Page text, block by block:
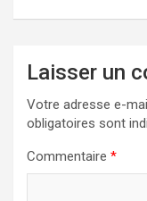
Laisser un
Votre adresse e-
obligatoires sont
Commentaire *